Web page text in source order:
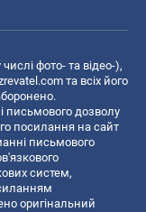
фото- та відео-),
та всіх його
письмового дозволу
посилання на сайт
письмового
систем,
оригінальний